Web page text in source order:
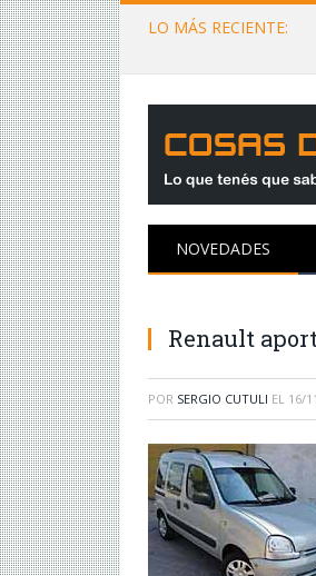
LO MÁS RECIENTE:
NOVEDADES
Renault
POR SERGIO CUTULI EL 16/